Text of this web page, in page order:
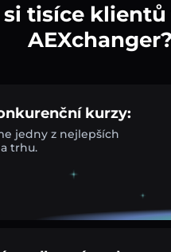
si tisíce
AEXchanger?
kurzy:
jedny z nejlepších
trhu.